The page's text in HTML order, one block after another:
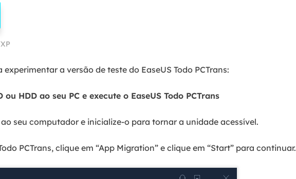
a versão de teste do EaseUS Todo PCTrans:
HDD ao seu PC e execute o EaseUS Todo PCTrans
ao seu computador e inicialize-o para tornar a unidade acessível.
PCTrans, clique em “App Migration” e clique em “Start” para continuar.